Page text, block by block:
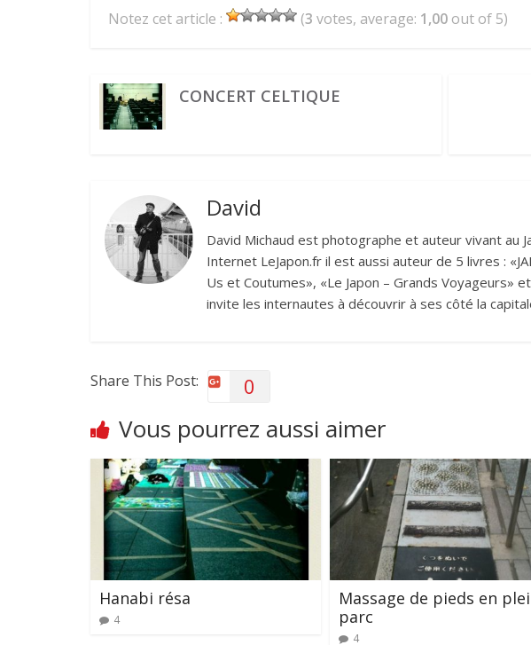
Notez cet article : (3 votes, average: 1,00 out of 5)
CONCERT CELTIQUE
David
David Michaud est photographe et auteur vivant au
Internet LeJapon.fr il est aussi auteur de 5 livres :
Us et Coutumes», «Le Japon – Grands Voyageurs»
invite les internautes à découvrir à ses côté la
Share This Post: 0
Vous pourrez aussi aimer
Hanabi résa
4
Massage de pieds en
parc
4